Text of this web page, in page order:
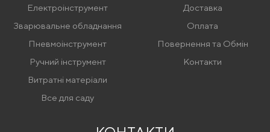
Електроінструмент
Зварювальне обладнання
Пневмоінструмент
Ручний інструмент
Витратні матеріали
Все для саду
Доставка
Оплата
Повернення та Обмін
Контакти